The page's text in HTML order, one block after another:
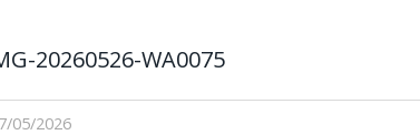
20260526-WA0075
05/2026